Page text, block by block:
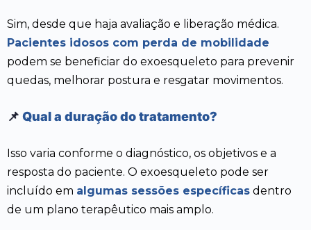
Sim, desde que haja avaliação e liberação médica.
Pacientes idosos com perda de mobilidade
podem se beneficiar do exoesqueleto para prevenir
quedas, melhorar postura e resgatar movimentos.
📌 Qual a duração do tratamento?
Isso varia conforme o diagnóstico, os objetivos e a
resposta do paciente. O exoesqueleto pode ser
incluído em algumas sessões específicas dentro
de um plano terapêutico mais amplo.